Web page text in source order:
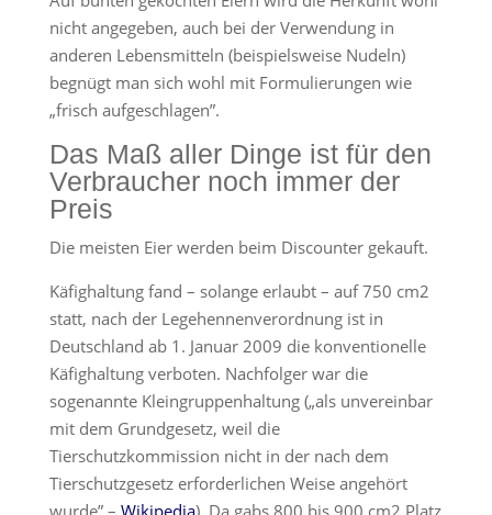
nicht angegeben, auch bei der Verwendung in
anderen Lebensmitteln (beispielsweise Nudeln)
begnügt man sich wohl mit Formulierungen wie
„frisch aufgeschlagen”.
Das Maß aller Dinge ist für den
Verbraucher noch immer der
Preis
Die meisten Eier werden beim Discounter gekauft.
Käfighaltung fand – solange erlaubt – auf 750 cm2
statt, nach der Legehennenverordnung ist in
Deutschland ab 1. Januar 2009 die konventionelle
Käfighaltung verboten. Nachfolger war die
sogenannte Kleingruppenhaltung („als unvereinbar
mit dem Grundgesetz, weil die
Tierschutzkommission nicht in der nach dem
Tierschutzgesetz erforderlichen Weise angehört
wurde” – Wikipedia). Da gabs 800 bis 900 cm2 Platz